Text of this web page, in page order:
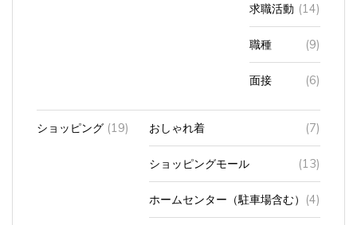
職種 (9)
面接 (6)
ショッピング (19) おしゃれ着 (7)
ショッピングモール (13)
ホームセンター（駐車場含む）(4)
礼服 (1)